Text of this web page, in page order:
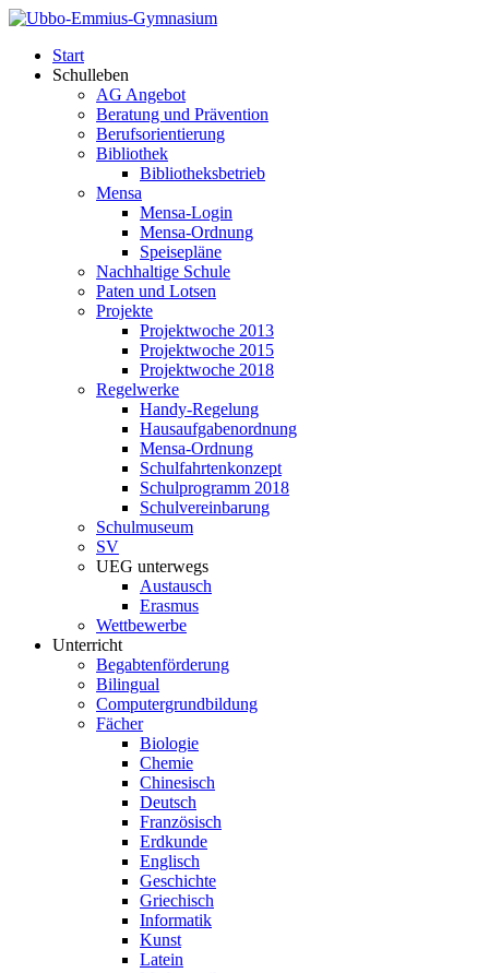
Start
Schulleben
AG Angebot
Beratung und Prävention
Berufsorientierung
Bibliothek
Bibliotheksbetrieb
Mensa
Mensa-Login
Mensa-Ordnung
Speisepläne
Nachhaltige Schule
Paten und Lotsen
Projekte
Projektwoche 2013
Projektwoche 2015
Projektwoche 2018
Regelwerke
Handy-Regelung
Hausaufgabenordnung
Mensa-Ordnung
Schulfahrtenkonzept
Schulprogramm 2018
Schulvereinbarung
Schulmuseum
SV
UEG unterwegs
Austausch
Erasmus
Wettbewerbe
Unterricht
Begabtenförderung
Bilingual
Computergrundbildung
Fächer
Biologie
Chemie
Chinesisch
Deutsch
Französisch
Erdkunde
Englisch
Geschichte
Griechisch
Informatik
Kunst
Latein